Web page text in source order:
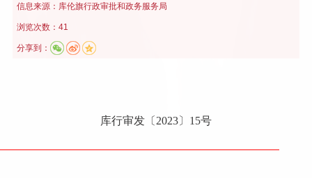
信息来源： 库伦旗行政审批和政务服务局
浏览次数：41
分享到：
库行审发〔2023〕15号